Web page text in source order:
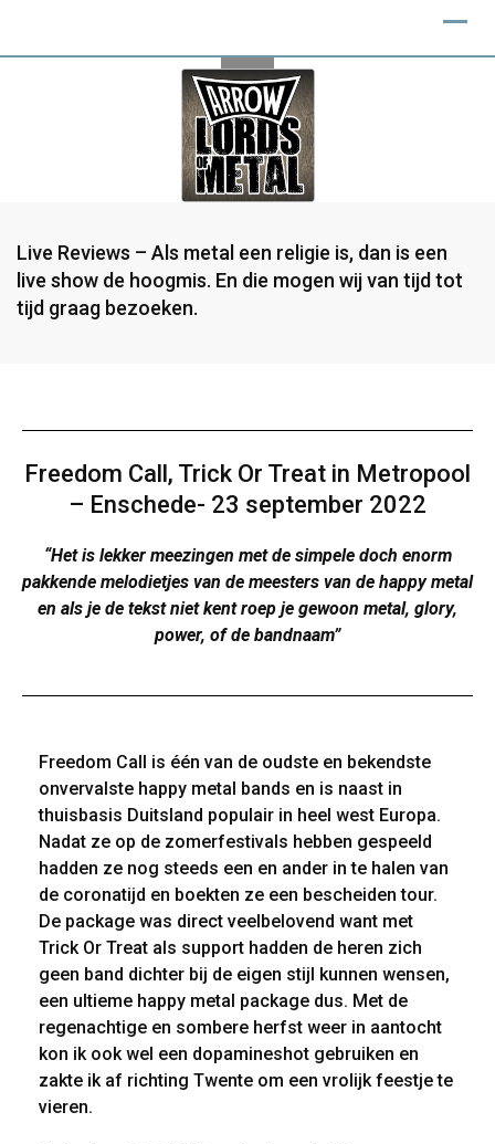
Live Reviews – Als metal een religie is, dan is een
live show de hoogmis. En die mogen wij van tijd tot
tijd graag bezoeken.
Freedom Call, Trick Or Treat in Metropool
– Enschede- 23 september 2022
“Het is lekker meezingen met de simpele doch enorm
pakkende melodietjes van de meesters van de happy metal
en als je de tekst niet kent roep je gewoon metal, glory,
power, of de bandnaam”
Freedom Call is één van de oudste en bekendste
onvervalste happy metal bands en is naast in
thuisbasis Duitsland populair in heel west Europa.
Nadat ze op de zomerfestivals hebben gespeeld
hadden ze nog steeds een en ander in te halen van
de coronatijd en boekten ze een bescheiden tour.
De package was direct veelbelovend want met
Trick Or Treat als support hadden de heren zich
geen band dichter bij de eigen stijl kunnen wensen,
een ultieme happy metal package dus. Met de
regenachtige en sombere herfst weer in aantocht
kon ik ook wel een dopamineshot gebruiken en
zakte ik af richting Twente om een vrolijk feestje te
vieren.